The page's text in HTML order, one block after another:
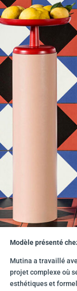
Modèle présenté
Mutina a travaillé
projet complexe où
esthétiques et